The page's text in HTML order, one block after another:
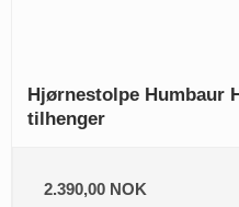
Hjørnestolpe Humbaur
tilhenger
2.390,00 NOK